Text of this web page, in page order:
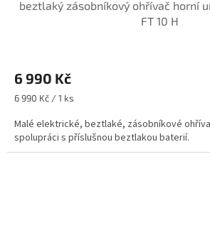
beztlaký zásobníkový ohřívač horní
FT 10 H
produktu
je
4,6
z
5
hvězdiček.
6 990 Kč
Měrná
6 990 Kč / 1 ks
Malé elektrické, beztlaké, zásobníkové
spolupráci s příslušnou beztlakou baterií.